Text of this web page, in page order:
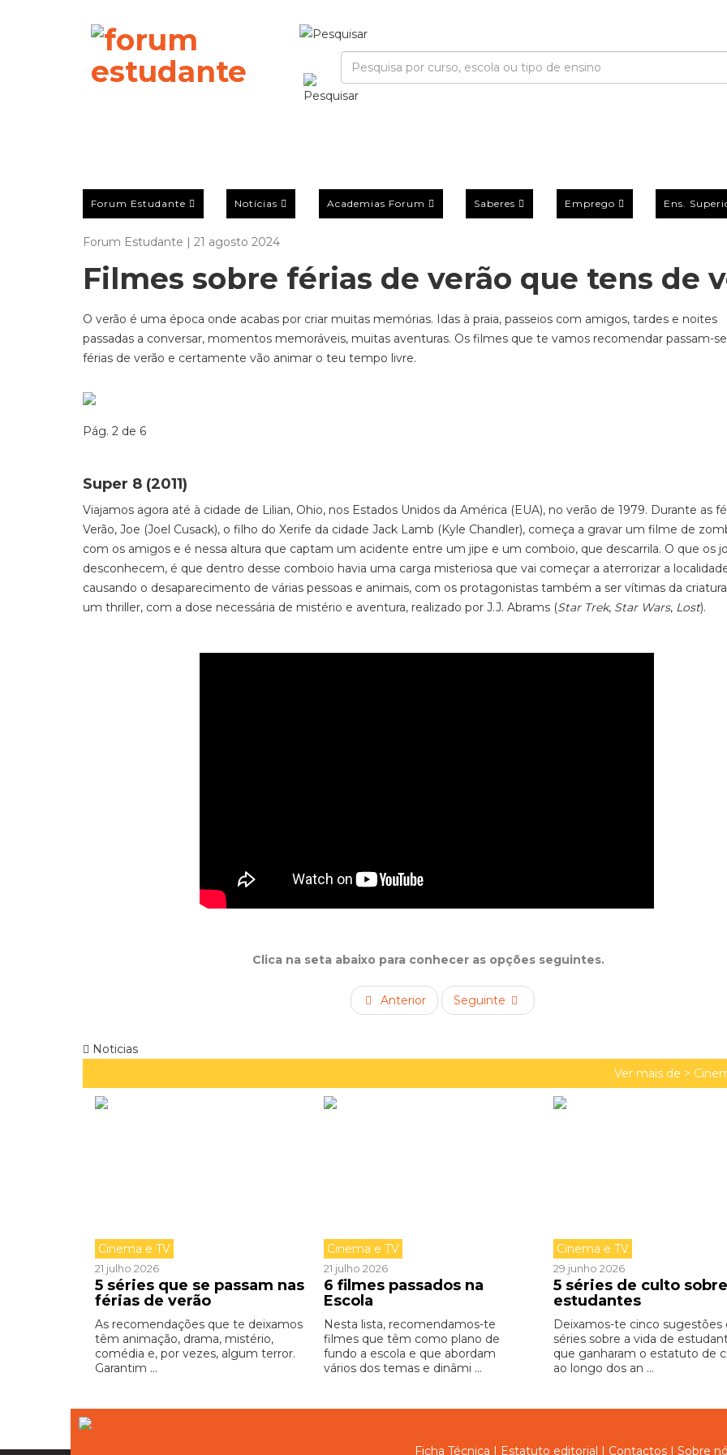
Forum Estudante Notícias Academias Forum Saberes Emprego Ens.
Forum Estudante | 21 agosto 2024
Filmes sobre férias de verão que tens de
O verão é uma época onde acabas por criar muitas memórias. Idas à praia, passeios com amigos, tardes e noites
passadas a conversar, momentos memoráveis, muitas aventuras. Os filmes que te vamos recomendar passam-
férias de verão e certamente vão animar o teu tempo livre.
Pág. 2 de 6
Super 8 (2011)
Viajamos agora até à cidade de Lilian, Ohio, nos Estados Unidos da América (EUA), no verão de 1979. Durante as
Verão, Joe (Joel Cusack), o filho do Xerife da cidade Jack Lamb (Kyle Chandler), começa a gravar um filme de
com os amigos e é nessa altura que captam um acidente entre um jipe e um comboio, que descarrila. O que os
desconhecem, é que dentro desse comboio havia uma carga misteriosa que vai começar a aterrorizar a
causando o desaparecimento de várias pessoas e animais, com os protagonistas também a ser vítimas da
um thriller, com a dose necessária de mistério e aventura, realizado por J.J. Abrams (Star Trek, Star Wars, Lost).
Clica na seta abaixo para conhecer as opções seguintes.
Anterior Seguinte
Noticias
Ver mais de >
Cinema e TV
21 julho 2026
5 séries que se passam nas
férias de verão
As recomendações que te deixamos
têm animação, drama, mistério,
comédia e, por vezes, algum terror.
Garantim ...
Cinema e TV
21 julho 2026
6 filmes passados na
Escola
Nesta lista, recomendamos-te
filmes que têm como plano de
fundo a escola e que abordam
vários dos temas e dinâmi ...
Cinema e TV
29 junho 2026
5 séries de culto sobre
estudantes
Deixamos-te cinco sugestões
séries sobre a vida de
que ganharam o estatuto de
ao longo dos an ...
Ficha Técnica | Estatuto editorial | Contactos | Sobre